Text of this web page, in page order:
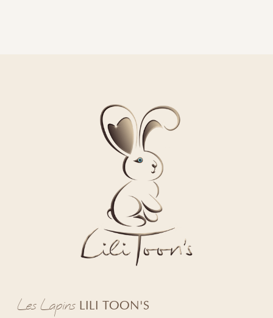
Les Lapins LILI TOON'S